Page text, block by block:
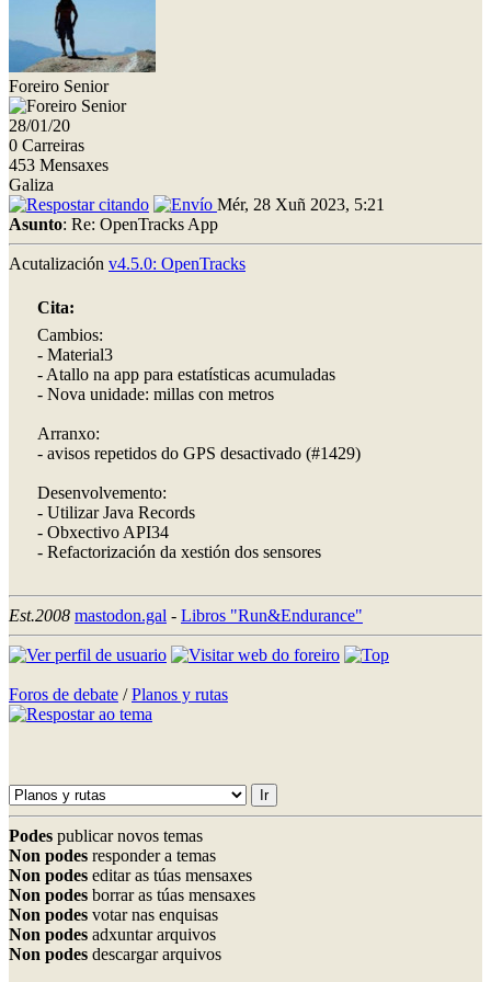
Foreiro Senior
28/01/20
0 Carreiras
453 Mensaxes
Galiza
Mér, 28 Xuñ 2023, 5:21
Asunto: Re: OpenTracks App
Acutalización v4.5.0: OpenTracks
Cita:
Cambios:
- Material3
- Atallo na app para estatísticas acumuladas
- Nova unidade: millas con metros
Arranxo:
- avisos repetidos do GPS desactivado (#1429)
Desenvolvemento:
- Utilizar Java Records
- Obxectivo API34
- Refactorización da xestión dos sensores
Est.2008 mastodon.gal - Libros "Run&Endurance"
Foros de debate /Planos y rutas
Podes publicar novos temas
Non podes responder a temas
Non podes editar as túas mensaxes
Non podes borrar as túas mensaxes
Non podes votar nas enquisas
Non podes adxuntar arquivos
Non podes descargar arquivos